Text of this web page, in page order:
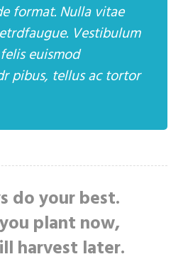
format. Nulla vitae
Vestibulum
euismod
pibus, tellus ac tortor
do your best.
plant now,
harvest later.